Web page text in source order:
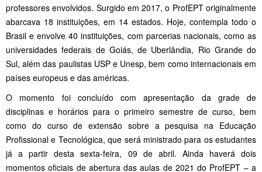
professores envolvidos. Surgido em 2017, o ProfEPT originalmente
abarcava 18 instituições, em 14 estados. Hoje, contempla todo o
Brasil e envolve 40 instituições, com parcerias nacionais, como as
universidades federais de Goiás, de Uberlândia, Rio Grande do
Sul, além das paulistas USP e Unesp, bem como internacionais em
países europeus e das américas.
O momento foi concluído com apresentação da grade de
disciplinas e horários para o primeiro semestre de curso, bem
como do curso de extensão sobre a pesquisa na Educação
Profissional e Tecnológica, que será ministrado para os estudantes
já a partir desta sexta-feira, 09 de abril. Ainda haverá dois
momentos oficiais de abertura das aulas de 2021 do ProfEPT – a